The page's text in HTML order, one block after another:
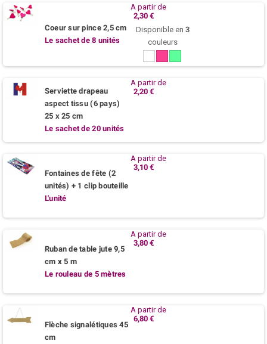
Coeur sur pince 2,5 cm
Le sachet de 8 unités
A partir de
2,30 €
Disponible en 3
couleurs
/
Serviette drapeau
aspect tissu (6 pays)
25 x 25 cm
Le sachet de 20 unités
A partir de
2,20 €
Fontaines de fête (2
unités) + 1 clip bouteille
L'unité
A partir de
3,10 €
Ruban de table jute 9,5
cm x 5 m
Le rouleau de 5 mètres
A partir de
3,80 €
Flèche signalétiques 45
cm
A partir de
6,80 €